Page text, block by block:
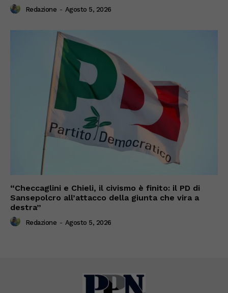
Redazione - Agosto 5, 2026
“Checcaglini e Chieli, il civismo è finito: il PD di
Sansepolcro all’attacco della giunta che vira a
destra”
Redazione - Agosto 5, 2026